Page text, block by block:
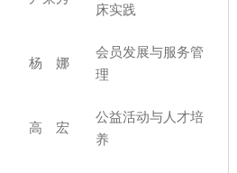
床实践
杨 娜
会员发展与服务管
理
高 宏
公益活动与人才培
养